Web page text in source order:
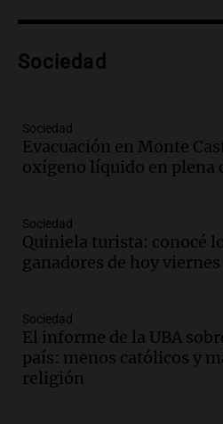
Audio.Preparativos
Bulaya este sábado
Audio.
Congreso y
oxígeno en
Audio.
Río Gallegos
y llega avión para
brigada aérea
Episodios
Audio. La justicia
como enfermedad
de un docente
Sociedad
Sociedad
Evacuación en Monte
oxígeno líquido en plena
Sociedad
Quiniela turista: conocé
ganadores de hoy viernes
Sociedad
El informe de la UBA
país: menos católicos y
religión